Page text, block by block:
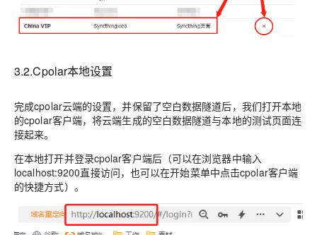
3.2.Cpolar本地设置
完成cpolar云端的设置，并保留了空白数据隧道后，我们打开本地
的cpolar客户端，将云端生成的空白数据隧道与本地的测试页面连
接起来。
在本地打开并登录cpolar客户端后（可以在浏览器中输入
localhost:9200直接访问，也可以在开始菜单中点击cpolar客户端
的快捷方式）。